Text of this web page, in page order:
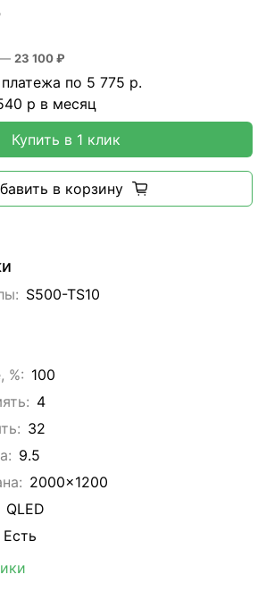
S500-TS10
%: 100
4
32
9.5
2000x1200
QLED
Eсть
— 23 100 ₽
по 5 775 р.
р в месяц
Купить в 1 клик
в корзину